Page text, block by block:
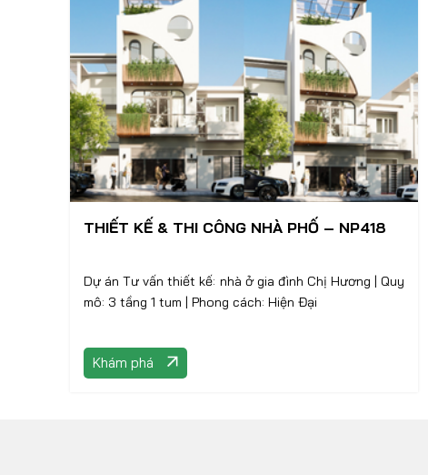
THIẾT KẾ & THI CÔNG NHÀ PHỐ – NP418
Dự án Tư vấn thiết kế: nhà ở gia đình Chị Hương | Quy
mô: 3 tầng 1 tum | Phong cách: Hiện Đại
Khám phá